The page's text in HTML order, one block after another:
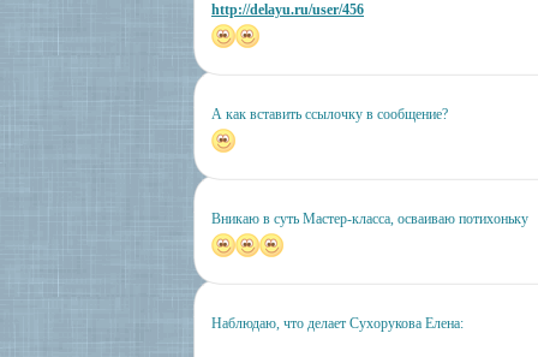
http://delayu.ru/user/456
А как вставить ссылочку в сообщение?
Вникаю в суть Мастер-класса, осваиваю потихоньку
Наблюдаю, что делает Сухорукова Елена: